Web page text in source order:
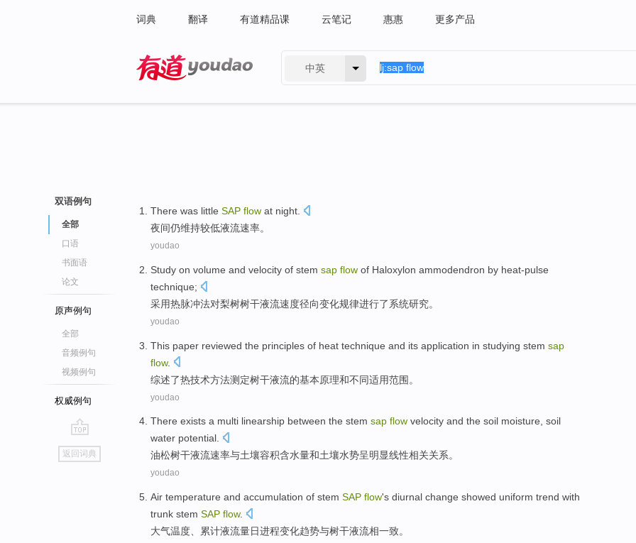
词典 翻译 有道精品课 云笔记 惠惠 更多产品
中英
双语例句
全部
口语
书面语
论文
原声例句
全部
音频例句
视频例句
权威例句
go
top
返回词典
There was little SAP flow at night
夜间仍维持较低液流速率。
youdao
Study on volume and velocity of stem sap flow of Haloxylon ammodendron by heat-pulse
technique;
采用热脉冲法对梨树树干液流速度径向变化规律进行了系统研究。
youdao
This paper reviewed the principles of heat technique and its application in studying stem sap
flow.
综述了热技术方法测定树干液流的基本原理和不同适用范围。
youdao
There exists a multi linearship between the stem sap flow velocity and the soil moisture, soil
water potential.
油松树干液流速率与土壤容积含水量和土壤水势呈明显线性相关关系。
youdao
Air temperature and accumulation of stem SAP flow's diurnal change showed uniform trend with
trunk stem SAP flow.
大气温度 累计液流量日进程变化趋势与树干液流相一致。